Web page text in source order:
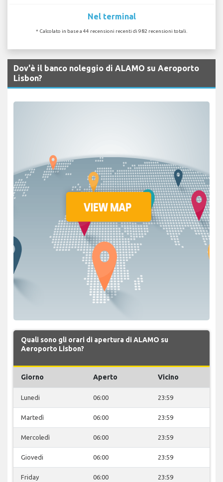
Nel terminal
* Calcolato in base a 44 recensioni recenti di 982 recensioni totali.
Dov'è il banco noleggio di ALAMO su Aeroporto
Lisbon?
Quali sono gli orari di apertura di ALAMO su
Aeroporto Lisbon?
Giorno Aperto Vicino
Lunedi 06:00 23:59
Martedì 06:00 23:59
Mercoledì 06:00 23:59
Giovedi 06:00 23:59
Friday 06:00 23:59